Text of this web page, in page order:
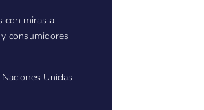
con miras a
consumidores
Unidas